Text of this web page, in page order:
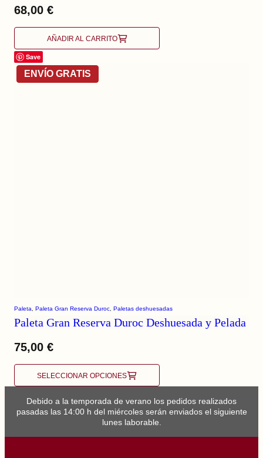
68,00 €
AÑADIR AL CARRITO
Save
Paleta Paleta Gran Reserva Duroc Paletas deshuesadas
Paleta Gran Reserva Duroc Deshuesada y Pelada
75,00 €
SELECCIONAR OPCIONES
Debido a la temporada de verano los pedidos realizados
pasadas las 14:00 h del miércoles serán enviados el siguiente
lunes laborable.